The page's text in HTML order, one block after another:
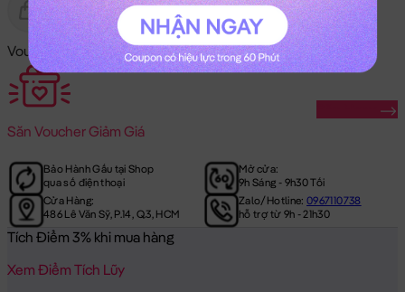
Gửi Tặng Hết Hàng
Voucher Mã Khuyến Mãi:
Săn Voucher Giảm Giá
Bảo Hành Gấu tại Shop
qua số điện thoại
Mở cửa:
9h Sáng - 9h30 Tối
Cửa Hàng:
486 Lê Văn Sỹ, P.14, Q.3, HCM
Zalo/Hotline:0967110738
hỗ trợ từ 9h - 21h30
Tích Điểm 3% khi mua hàng
Xem Điểm Tích Lũy